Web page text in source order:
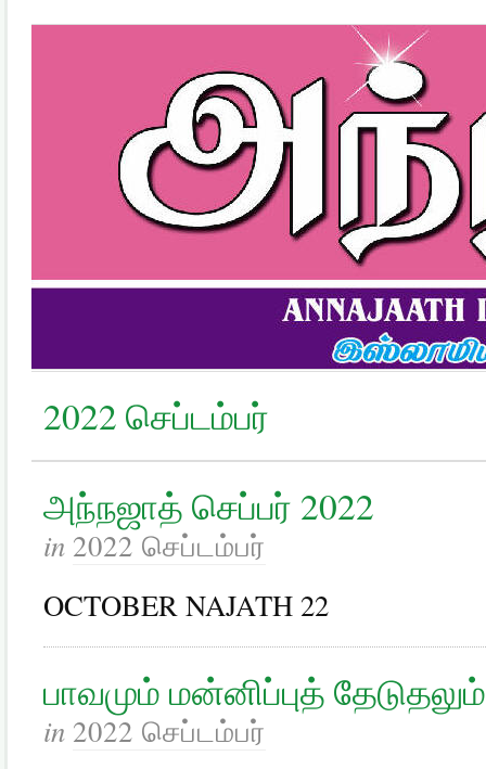
2022 செப்டம்பர்
அந்நஜாத் செப்பர் 2022
in 2022 செப்டம்பர்
OCTOBER NAJATH 22
பாவமும் மன்னிப்புத்
in 2022 செப்டம்பர்